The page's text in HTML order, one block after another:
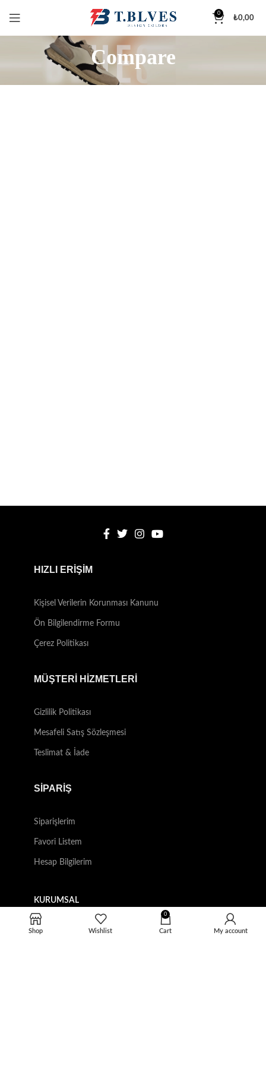
0
₺0,00
Compare
HIZLI ERİŞİM
Kişisel Verilerin Korunması Kanunu
Ön Bilgilendirme Formu
Çerez Politikası
MÜŞTERİ HİZMETLERİ
Gizlilik Politikası
Mesafeli Satış Sözleşmesi
Teslimat & İade
SİPARİŞ
Siparişlerim
Favori Listem
Hesap Bilgilerim
KURUMSAL
Hakkımızda
Shop Wishlist
0
Cart My account